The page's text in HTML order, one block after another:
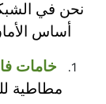
نحن في
أساس
خامات
مطاطية